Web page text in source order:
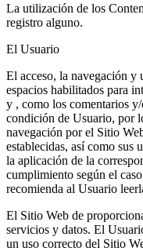
La utilización de los
registro alguno.
El Usuario
El acceso, la navegación y
espacios habilitados para
y , como los comentarios
condición de Usuario, por
navegación por el Sitio
establecidas, así como sus
la aplicación de la
cumplimiento según el
recomienda al Usuario
El Sitio Web de
servicios y datos. El
un uso correcto del Sitio